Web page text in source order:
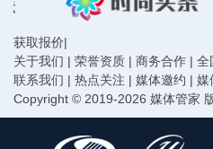
获取报价|
关于我们 | 荣誉资质 | 商务合作 | 全
联系我们 | 热点关注 | 媒体邀约 | 媒
Copyright © 2019-2026 媒体管家